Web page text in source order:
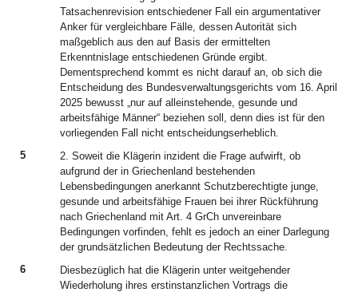
Tatsachenrevision entschiedener Fall ein argumentativer
Anker für vergleichbare Fälle, dessen Autorität sich
maßgeblich aus den auf Basis der ermittelten
Erkenntnislage entschiedenen Gründe ergibt.
Dementsprechend kommt es nicht darauf an, ob sich die
Entscheidung des Bundesverwaltungsgerichts vom 16. April
2025 bewusst „nur auf alleinstehende, gesunde und
arbeitsfähige Männer“ beziehen soll, denn dies ist für den
vorliegenden Fall nicht entscheidungserheblich.
5
2. Soweit die Klägerin inzident die Frage aufwirft, ob
aufgrund der in Griechenland bestehenden
Lebensbedingungen anerkannt Schutzberechtigte junge,
gesunde und arbeitsfähige Frauen bei ihrer Rückführung
nach Griechenland mit Art. 4 GrCh unvereinbare
Bedingungen vorfinden, fehlt es jedoch an einer Darlegung
der grundsätzlichen Bedeutung der Rechtssache.
6
Diesbezüglich hat die Klägerin unter weitgehender
Wiederholung ihres erstinstanzlichen Vortrags die